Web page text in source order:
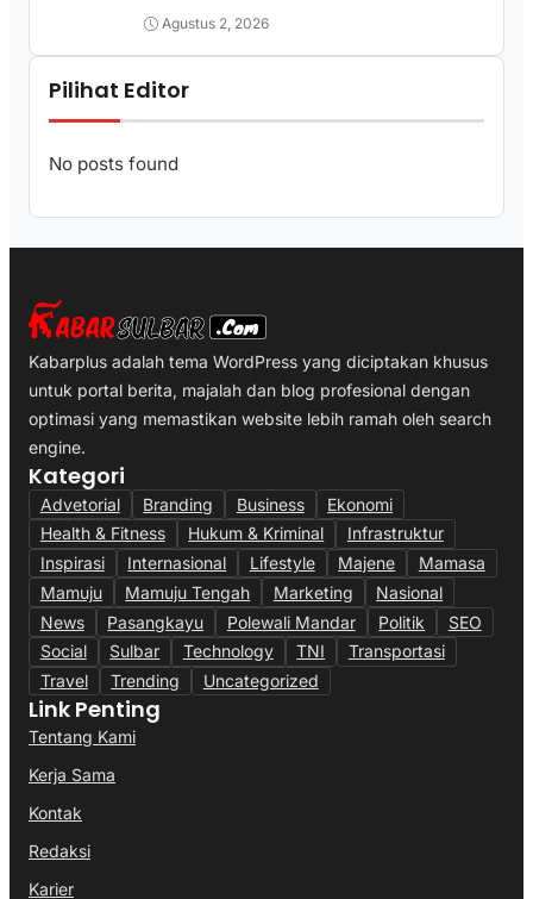
Agustus 2, 2026
Pilihat Editor
No posts found
Kabarplus adalah tema WordPress yang diciptakan khusus
untuk portal berita, majalah dan blog profesional dengan
optimasi yang memastikan website lebih ramah oleh search
engine.
Kategori
Advetorial Branding Business
Ekonomi
Health & Fitness
Hukum & Kriminal
Infrastruktur
Inspirasi
Internasional Lifestyle Majene
Mamasa
Mamuju
Mamuju Tengah Marketing
Nasional
News
Pasangkayu Polewali Mandar Politik
SEO
Social
Sulbar Technology TNI
Transportasi
Travel
Trending Uncategorized
Link Penting
Tentang Kami
Kerja Sama
Kontak
Redaksi
Karier